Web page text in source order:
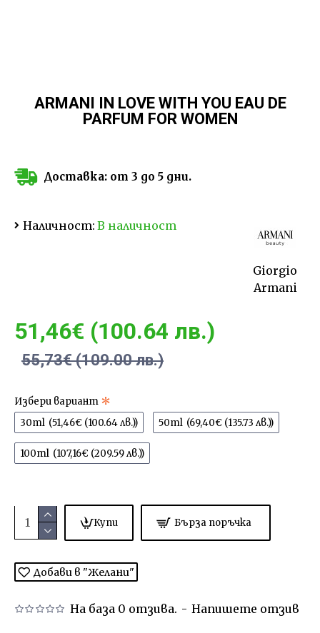
ARMANI IN LOVE WITH YOU EAU DE
PARFUM FOR WOMEN
Доставка: от 3 до 5 дни.
Наличност: В наличност
Giorgio
Armani
На база 0 отзива. - Напишете отзив
51,46€ (100.64 лв.)
55,73€ (109.00 лв.)
Избери вариант
30ml (51,46€ (100.64 лв.)) 50ml (69,40€ (135.73 лв.))
100ml (107,16€ (209.59 лв.))
Купи Бърза поръчка
Добави в "Желани"